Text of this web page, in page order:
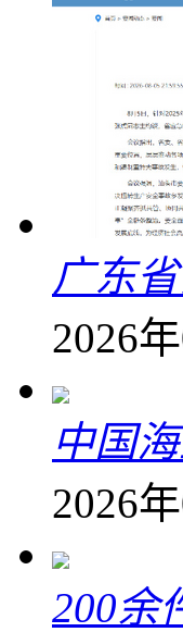
广东
2026
中国
2026
200余